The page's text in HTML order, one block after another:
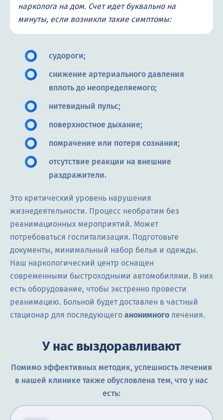
нарколога на дом. Счет идет буквально на
минуты, если возникли такие симптомы:
судороги;
снижение артериального давления
вплоть до неопределяемого;
нитевидный пульс;
поверхностное дыхание;
помрачение или потеря сознания;
отсутствие реакции на внешние
раздражители.
Это критический уровень нарушения
жизнедеятельности. Процесс необратим без
реанимационных мероприятий. Может
потребоваться госпитализация. Подготовьте
документы, минимальный набор белья и одежды.
Наш наркологический центр оснащен
современными быстроходными автомобилями. В них
есть оборудование, чтобы экстренно провести
реанимацию. Больной будет доставлен в частный
стационар для последующего анонимного лечения.
У нас выздоравливают
Помимо эффективных методик, успешность лечения
в нашей клинике также обусловлена тем, что у нас
есть: